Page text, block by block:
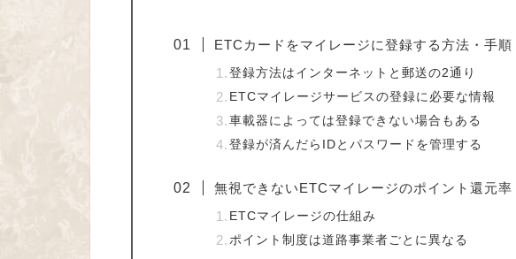
ETCカードをマイレージに登録する方法・手順
登録方法はインターネットと郵送の2通り
ETCマイレージサービスの登録に必要な情報
車載器によっては登録できない場合もある
登録が済んだらIDとパスワードを管理する
無視できないETCマイレージのポイント還元率
ETCマイレージの仕組み
ポイント制度は道路事業者ごとに異なる